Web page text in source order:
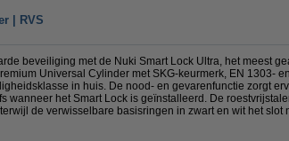
| RVS
beveiliging met de Nuki Smart Lock Ultra, het meest
Universal Cylinder met SKG-keurmerk, EN 1303-
in huis. De nood- en gevarenfunctie zorgt
wanneer het Smart Lock is geïnstalleerd. De
de verwisselbare basisringen in zwart en wit het